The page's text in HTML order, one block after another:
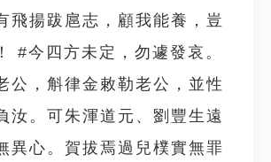
飛揚跋扈志，顧我能養，豈
#今四方未定，勿遽發哀。
公，斛律金敕勒老公，並性
汝。可朱渾道元、劉豐生遠
異心。賀拔焉過兒樸實無罪